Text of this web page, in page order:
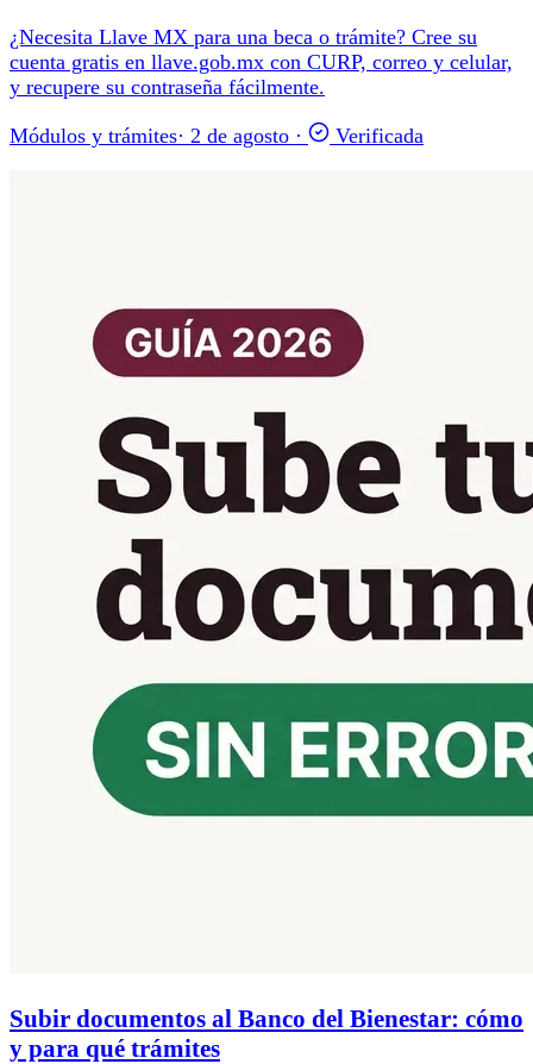
¿Necesita Llave MX para una beca o trámite? Cree su
cuenta gratis en llave.gob.mx con CURP, correo y celular,
y recupere su contraseña fácilmente.
Módulos y trámites· 2 de agosto · Verificada
Subir documentos al Banco del Bienestar: cómo
y para qué trámites